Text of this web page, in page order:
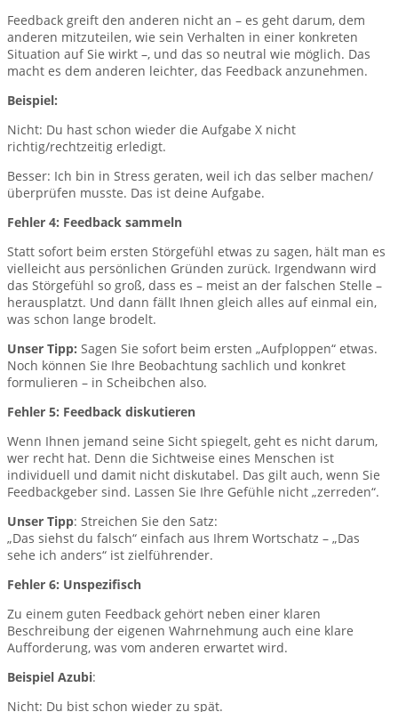
Feedback greift den anderen nicht an – es geht darum, dem
anderen mitzuteilen, wie sein Verhalten in einer konkreten
Situation auf Sie wirkt –, und das so neutral wie möglich. Das
macht es dem anderen leichter, das Feedback anzunehmen.
Beispiel:
Nicht: Du hast schon wieder die Aufgabe X nicht
richtig/rechtzeitig erledigt.
Besser: Ich bin in Stress geraten, weil ich das selber machen/
überprüfen musste. Das ist deine Aufgabe.
Fehler 4: Feedback sammeln
Statt sofort beim ersten Störgefühl etwas zu sagen, hält man es
vielleicht aus persönlichen Gründen zurück. Irgendwann wird
das Störgefühl so groß, dass es – meist an der falschen Stelle –
herausplatzt. Und dann fällt Ihnen gleich alles auf einmal ein,
was schon lange brodelt.
Unser Tipp: Sagen Sie sofort beim ersten „Aufploppen“ etwas.
Noch können Sie Ihre Beobachtung sachlich und konkret
formulieren – in Scheibchen also.
Fehler 5: Feedback diskutieren
Wenn Ihnen jemand seine Sicht spiegelt, geht es nicht darum,
wer recht hat. Denn die Sichtweise eines Menschen ist
individuell und damit nicht diskutabel. Das gilt auch, wenn Sie
Feedbackgeber sind. Lassen Sie Ihre Gefühle nicht „zerreden“.
Unser Tipp: Streichen Sie den Satz:
„Das siehst du falsch“ einfach aus Ihrem Wortschatz – „Das
sehe ich anders“ ist zielführender.
Fehler 6: Unspezifisch
Zu einem guten Feedback gehört neben einer klaren
Beschreibung der eigenen Wahrnehmung auch eine klare
Aufforderung, was vom anderen erwartet wird.
Beispiel Azubi:
Nicht: Du bist schon wieder zu spät.